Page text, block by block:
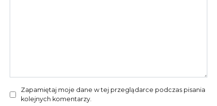
Zapamiętaj moje dane w tej przeglądarce podczas pisania
kolejnych komentarzy.